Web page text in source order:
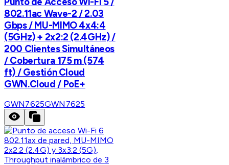
802.11ac Wave-2 / 2.03
Gbps / MU-MIMO 4x4:4
(5GHz) + 2x2:2 (2.4GHz) /
200 Clientes Simultáneos
/ Cobertura 175 m (574
ft) / Gestión Cloud
GWN.Cloud / PoE+
GWN7625GWN7625